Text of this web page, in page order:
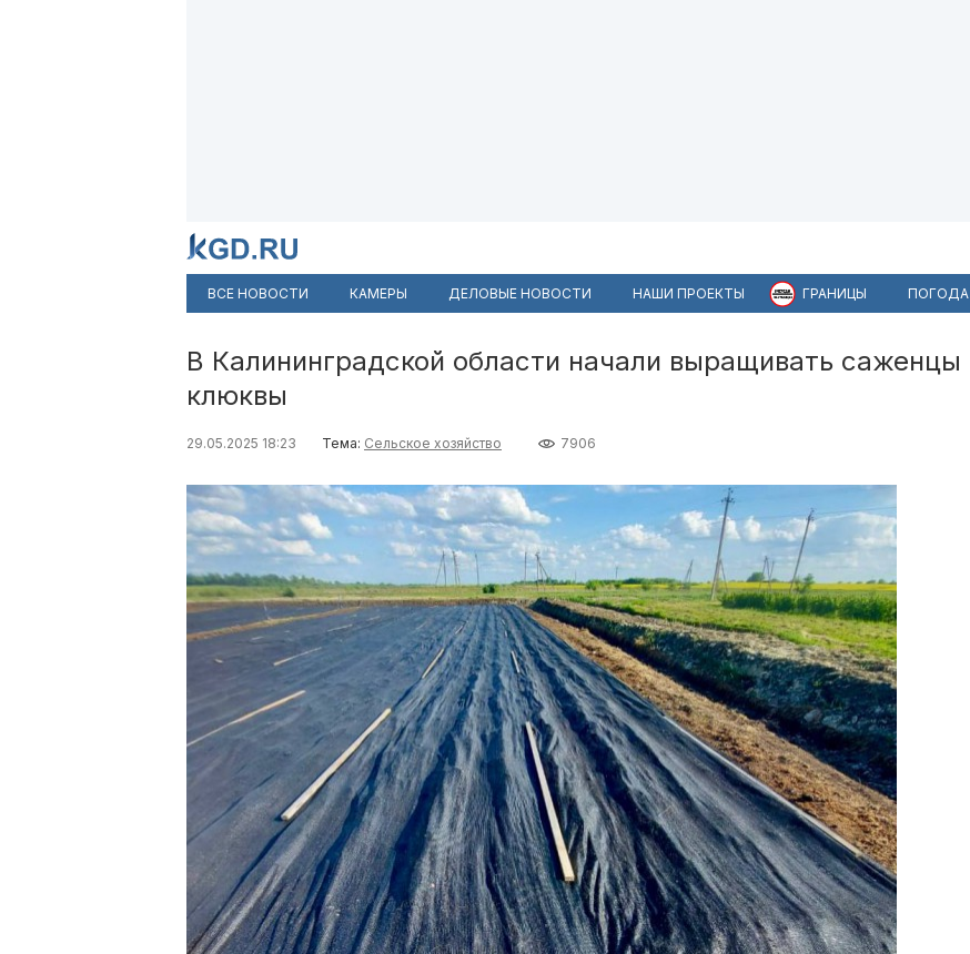
ВСЕ НОВОСТИ КАМЕРЫ ДЕЛОВЫЕ НОВОСТИ НАШИ ПРОЕКТЫ ГРАНИЦЫ ПОГОДА
В Калининградской области начали выращивать саженцы
клюквы
29.05.2025 18:23 Тема: Сельское хозяйство 7906